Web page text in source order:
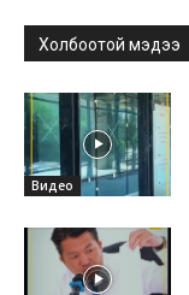
Холбоотой мэдээ
Видео